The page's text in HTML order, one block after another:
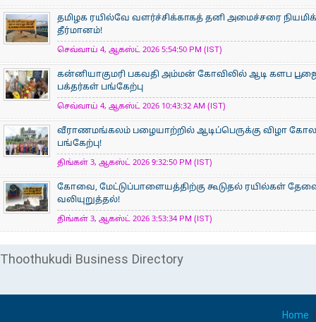
தமிழக ரயில்வே வளர்ச்சிக்காகத் தனி அமைச்சரை
தீர்மானம்!
செவ்வாய் 4, ஆகஸ்ட் 2026 5:54:50 PM (IST)
கன்னியாகுமரி பகவதி அம்மன் கோவிலில் ஆடி களப
பக்தர்கள் பங்கேற்பு
செவ்வாய் 4, ஆகஸ்ட் 2026 10:43:32 AM (IST)
வீராணமங்கலம் பழையாற்றில் ஆடிப்பெருக்கு விழா
பங்கேற்பு!
திங்கள் 3, ஆகஸ்ட் 2026 9:32:50 PM (IST)
கோவை, மேட்டுப்பாளையத்திற்கு கூடுதல் ரயில்கள்
வலியுறுத்தல்!
திங்கள் 3, ஆகஸ்ட் 2026 3:53:34 PM (IST)
Thoothukudi Business Directory
Home